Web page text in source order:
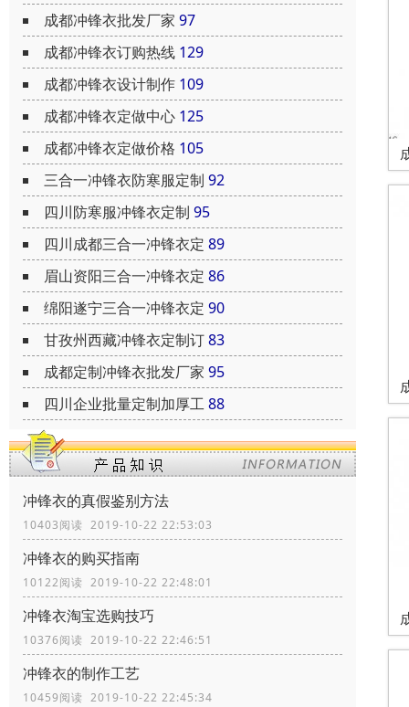
成都冲锋衣批发厂家 97
成都冲锋衣订购热线 129
成都冲锋衣设计制作 109
成都冲锋衣定做中心 125
成都冲锋衣定做价格 105
三合一冲锋衣防寒服定制 92
四川防寒服冲锋衣定制 95
四川成都三合一冲锋衣定 89
眉山资阳三合一冲锋衣定 86
绵阳遂宁三合一冲锋衣定 90
甘孜州西藏冲锋衣定制订83
成都定制冲锋衣批发厂家 95
四川企业批量定制加厚工88
冲锋衣的真假鉴别方法
10403阅读 2019-10-22 22:53:03
冲锋衣的购买指南
10122阅读 2019-10-22 22:48:01
冲锋衣淘宝选购技巧
10376阅读 2019-10-22 22:46:51
冲锋衣的制作工艺
10459阅读 2019-10-22 22:45:34